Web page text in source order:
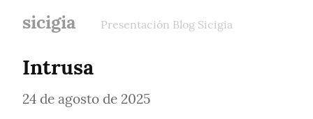
sicigia Presentación Blog Sicigia
Intrusa
24 de agosto de 2025